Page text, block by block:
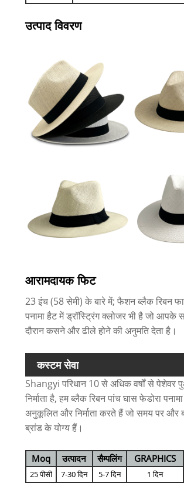
उत्पाद विवरण
आरामदायक फिट
23 इंच (58 सेमी) के बारे में; फैशन ब्लैक रिबन
पनामा हैट में ड्रॉस्ट्रिंग क्लोजर भी है जो आपके
दौरान कसने और ढीले होने की अनुमति देता है।
कस्टम सेवा
Shangyi परिधान 10 से अधिक वर्षों से पेशेवर
निर्माता है, हम ब्लैक रिबन पांच घास फेडोरा
अनुकूलित और निर्माता करते हैं जो समय पर
ब्रांड के योग्य हैं।
Moq उत्पादन सैम्पलिंग GRAPHICS
25 पीसी 7-30 दिन 5-7 दिन 1 दिन